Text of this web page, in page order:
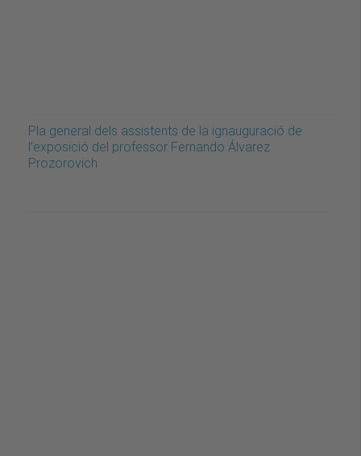
Pla general dels assistents de la ignauguració de
l’exposició del professor Fernando Álvarez
Prozorovich